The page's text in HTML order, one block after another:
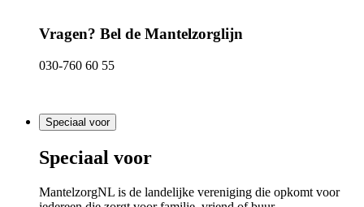
Vragen? Bel de Mantelzorglijn
030-760 60 55
Speciaal voor
Speciaal voor
MantelzorgNL is de landelijke vereniging die opkomt voor